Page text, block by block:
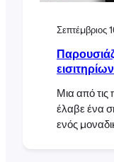
Σεπτέμβριος
Μια από τις
έλαβε ένα
ενός